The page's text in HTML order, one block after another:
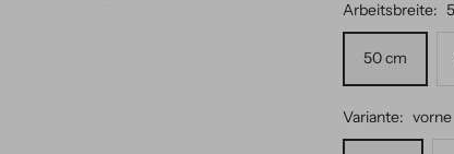
Arbeitsbreite:
50 cm
Variante: vorne